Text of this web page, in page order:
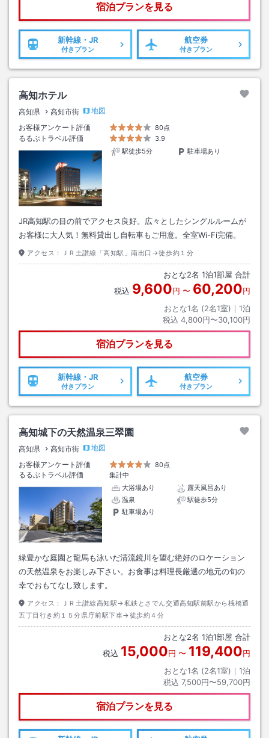
宿泊プランを見る
新幹線・JR
付きプラン
航空券
付きプラン
高知ホテル
高知県 高知市街
地図
お客様アンケート評価
80点
るるぶトラベル評価
3.9
駅徒歩5分
駐車場あり
JR高知駅の目の前でアクセス良好。広々としたシングルルームが
お客様に大人気！無料貸出し自転車もご用意。全室Wi-Fi完備。
アクセス： ＪＲ土讃線「高知駅」南出口→徒歩約１分
おとな2名 1泊1部屋 合計
税込 9,600円 〜 60,200円
おとな1名 (2名1室)｜ 1泊
税込 4,800円〜30,100円
宿泊プランを見る
新幹線・JR
付きプラン
航空券
付きプラン
高知城下の天然温泉三翠園
高知県 高知市街
地図
お客様アンケート評価
80点
るるぶトラベル評価
集計中
大浴場あり
露天風呂あり
温泉
駅徒歩5分
駐車場あり
緑豊かな庭園と龍馬も泳いだ清流鏡川を望む絶好のロケーション
の天然温泉をお楽しみ下さい。お食事は料理長厳選の地元の旬の
幸でおもてなし致します。
アクセス：
ＪＲ土讃線高知駅→私鉄とさでん交通高知駅前駅から桟橋通
五丁目行き約１５分県庁前駅下車→徒歩約４分
おとな2名 1泊1部屋 合計
税込 15,000円 〜 119,400円
おとな1名 (2名1室)｜ 1泊
税込 7,500円〜59,700円
宿泊プランを見る